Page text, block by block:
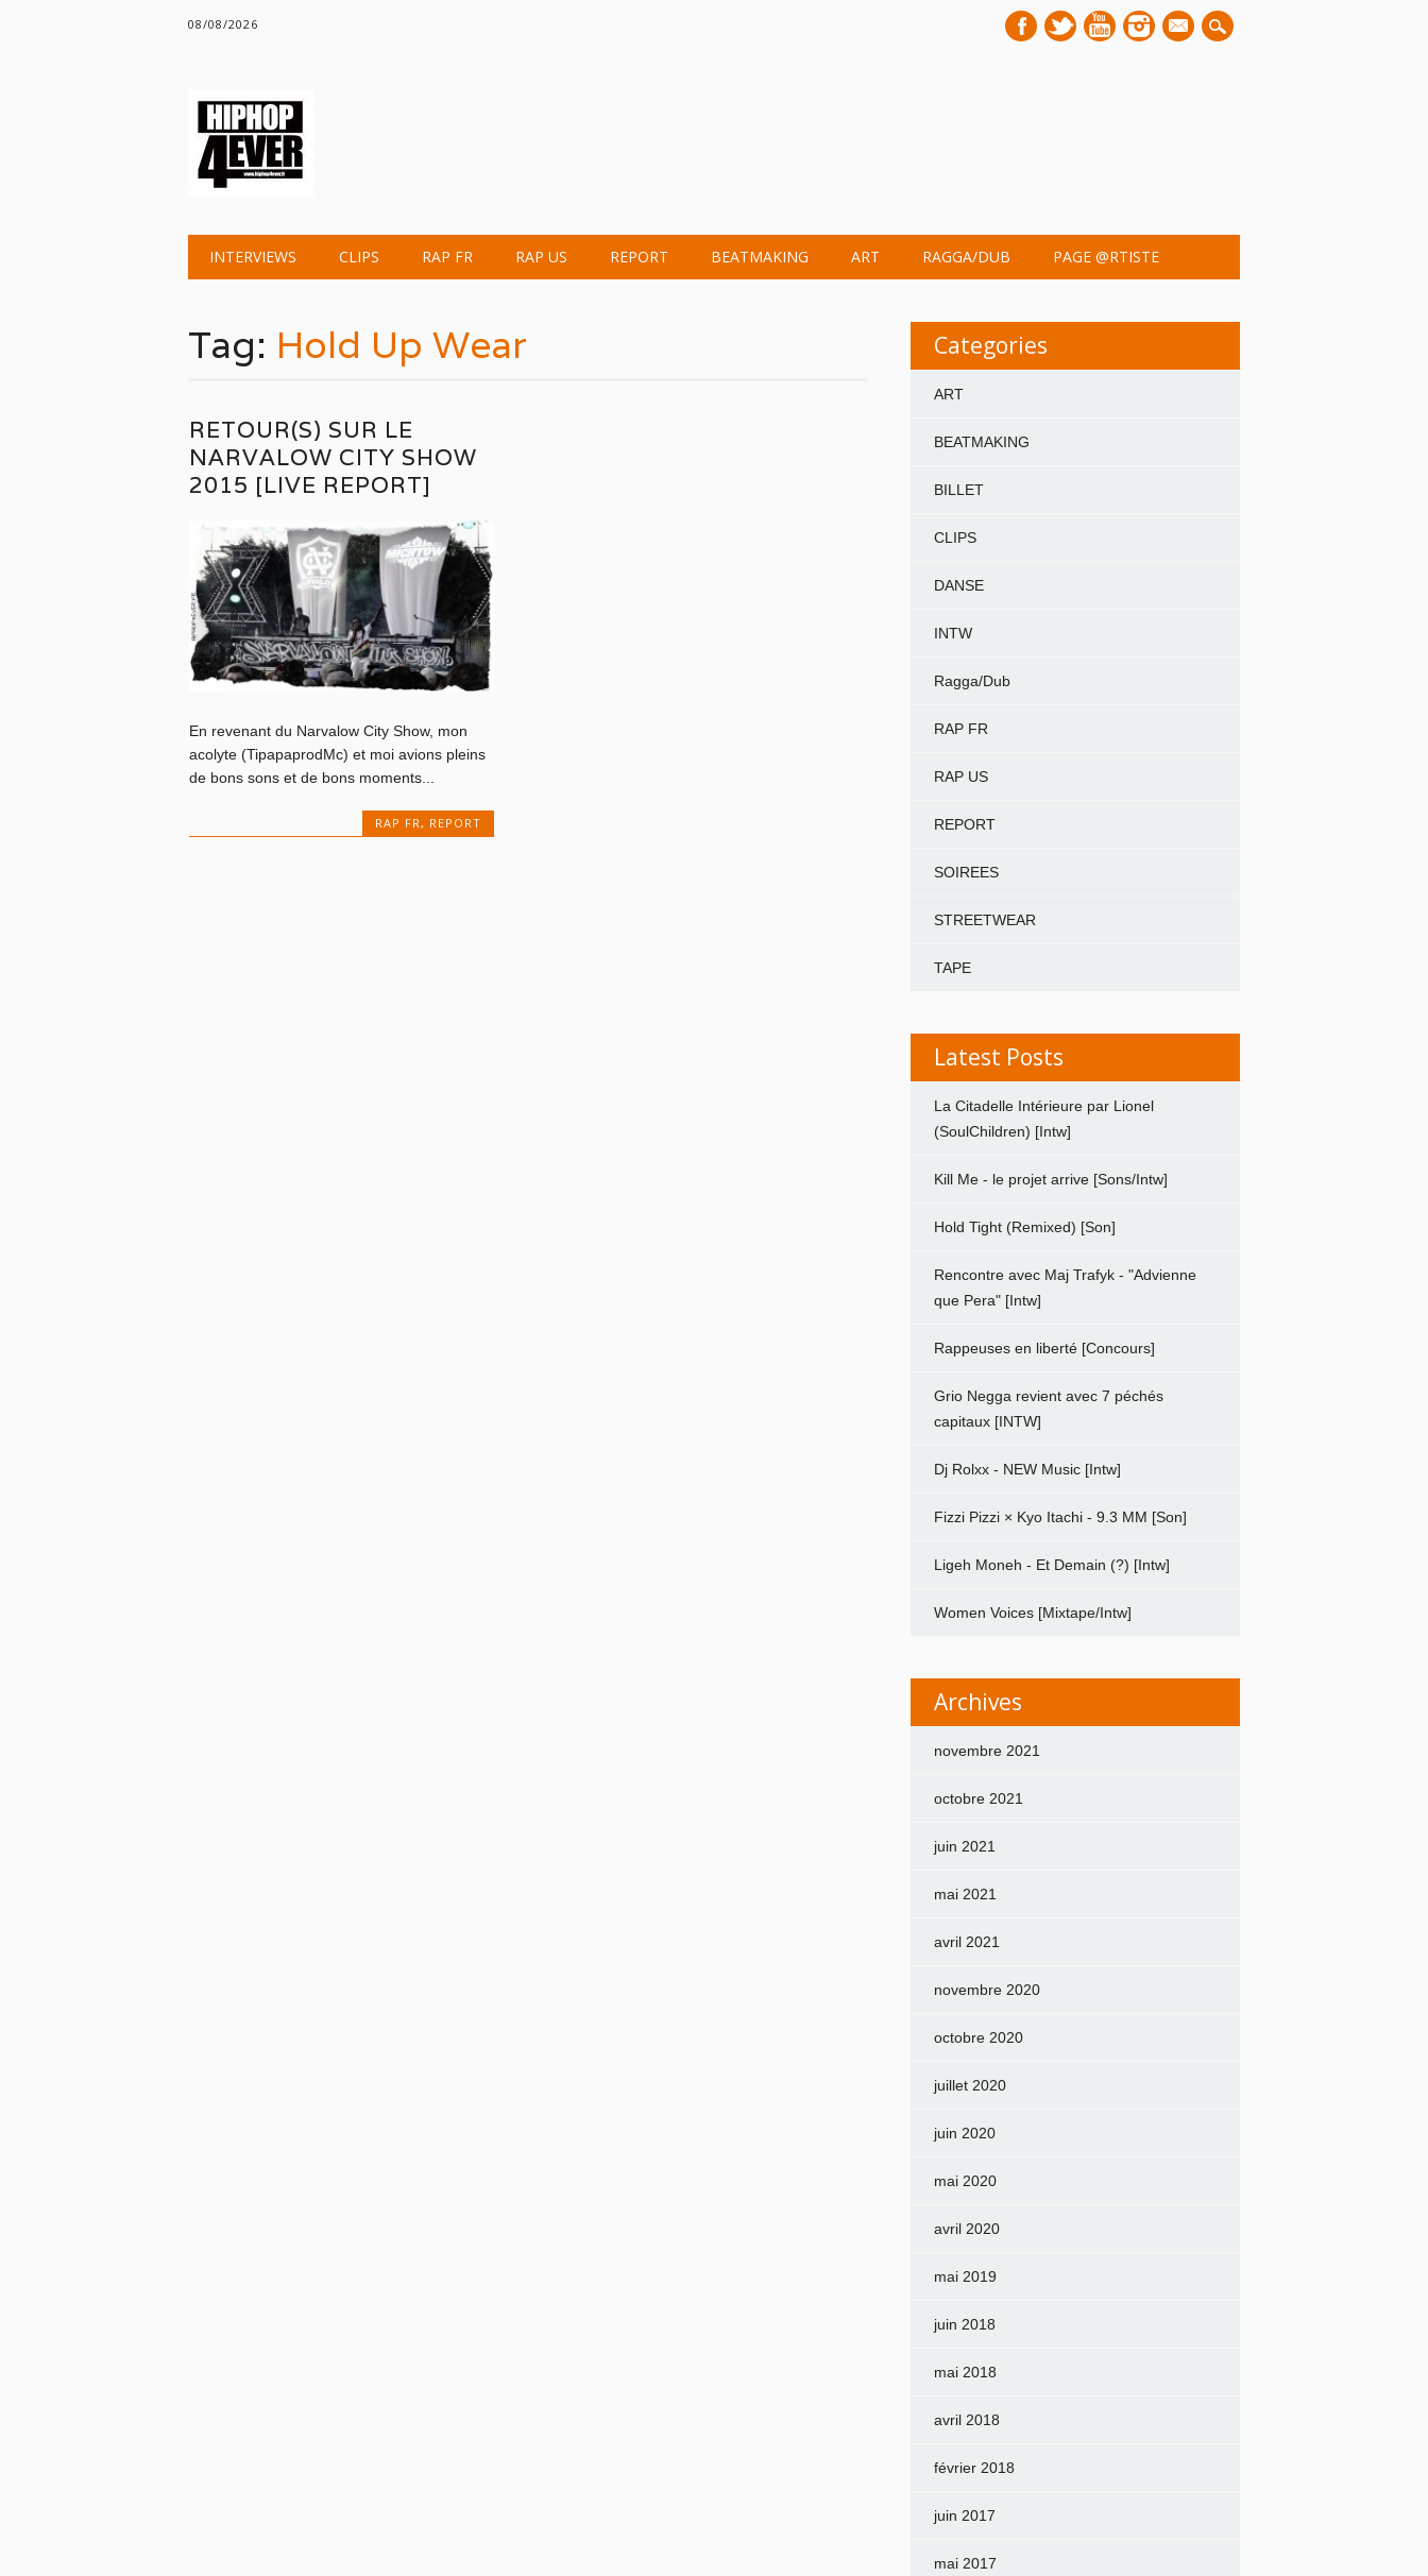
08/08/2026
mail
Main menu
INTERVIEWS CLIPS RAP FR RAP US REPORT BEATMAKING ART RAGGA/DUB PAGE @RTISTE
Tag: Hold Up Wear
RETOUR(S) SUR LE
NARVALOW CITY SHOW
2015 [LIVE REPORT]
En revenant du Narvalow City Show, mon
acolyte (TipapaprodMc) et moi avions pleins
de bons sons et de bons moments...
RAP FR , REPORT
Categories
ART
BEATMAKING
BILLET
CLIPS
DANSE
INTW
Ragga/Dub
RAP FR
RAP US
REPORT
SOIREES
STREETWEAR
TAPE
Latest Posts
La Citadelle Intérieure par Lionel
(SoulChildren) [Intw]
Kill Me - le projet arrive [Sons/Intw]
Hold Tight (Remixed) [Son]
Rencontre avec Maj Trafyk - "Advienne
que Pera" [Intw]
Rappeuses en liberté [Concours]
Grio Negga revient avec 7 péchés
capitaux [INTW]
Dj Rolxx - NEW Music [Intw]
Fizzi Pizzi × Kyo Itachi - 9.3 MM [Son]
Ligeh Moneh - Et Demain (?) [Intw]
Women Voices [Mixtape/Intw]
Archives
novembre 2021
octobre 2021
juin 2021
mai 2021
avril 2021
novembre 2020
octobre 2020
juillet 2020
juin 2020
mai 2020
avril 2020
mai 2019
juin 2018
mai 2018
avril 2018
février 2018
juin 2017
mai 2017